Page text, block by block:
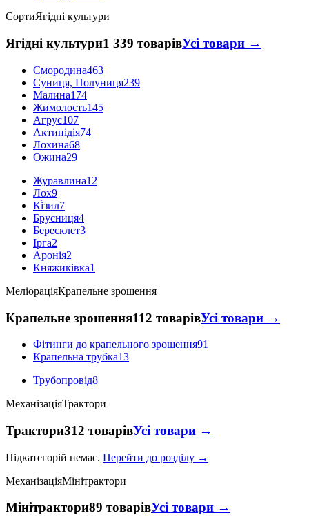
СортиЯгідні культури
Ягідні культури1 339 товарівУсі товари →
Смородина463
Суниця, Полуниця239
Малина174
Жимолость145
Агрус107
Актинідія74
Лохина68
Ожина29
Журавлина12
Лох9
Кі́зил7
Брусниця4
Бересклет3
Ірга2
Аронія2
Княжиківка1
МеліораціяКрапельне зрошення
Крапельне зрошення112 товарівУсі товари →
Фітинги до крапельного зрошення91
Крапельна трубка13
Трубопровід8
МеханізаціяТрактори
Трактори312 товарівУсі товари →
Підкатегорій немає. Перейти до розділу →
МеханізаціяМінітрактори
Мінітрактори89 товарівУсі товари →